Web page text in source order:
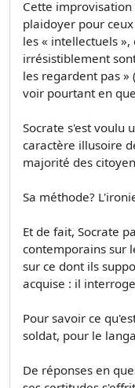
Cette
plaidoyer pour
les « intellectuels
irrésistiblement
les regardent pas »
voir pourtant en
Socrate s'est voulu
caractère illusoire
majorité des
Sa méthode?
Et de fait, Socrate
contemporains sur
sur ce dont ils
acquise : il
Pour savoir ce
soldat, pour le
De réponses en